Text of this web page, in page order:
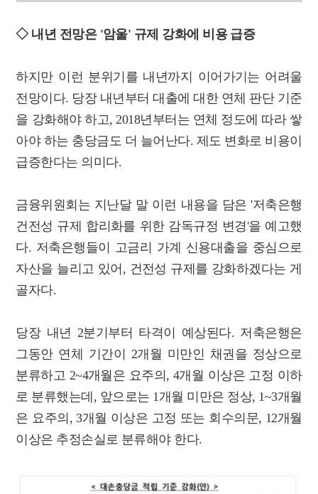
◇ 내년 전망은 '암울' 규제 강화에 비용 급증
하지만 이런 분위기를 내년까지 이어가기는 어려울
전망이다. 당장 내년부터 대출에 대한 연체 판단 기준
을 강화해야 하고, 2018년부터는 연체 정도에 따라 쌓
아야 하는 충당금도 더 늘어난다. 제도 변화로 비용이
급증한다는 의미다.
금융위원회는 지난달 말 이런 내용을 담은 '저축은행
건전성 규제 합리화를 위한 감독규정 변경'을 예고했
다. 저축은행들이 고금리 가계 신용대출을 중심으로
자산을 늘리고 있어, 건전성 규제를 강화하겠다는 게
골자다.
당장 내년 2분기부터 타격이 예상된다. 저축은행은
그동안 연체 기간이 2개월 미만인 채권을 정상으로
분류하고 2~4개월은 요주의, 4개월 이상은 고정 이하
로 분류했는데, 앞으로는 1개월 미만은 정상, 1~3개월
은 요주의, 3개월 이상은 고정 또는 회수의문, 12개월
이상은 추정손실로 분류해야 한다.